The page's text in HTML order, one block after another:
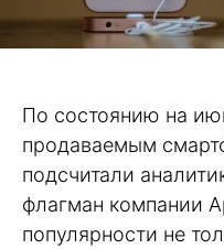
По состоянию на
продаваемым
подсчитали
флагман компании
популярности не